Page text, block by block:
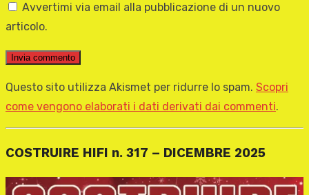
Avvertimi via email alla pubblicazione di un nuovo
articolo.
Questo sito utilizza Akismet per ridurre lo spam. Scopri
come vengono elaborati i dati derivati dai commenti.
COSTRUIRE HIFI n. 317 – DICEMBRE 2025